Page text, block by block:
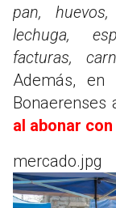
pan,
lechuga,
facturas,
Además,
Bonaerenses
al abonar con
mercado.jpg